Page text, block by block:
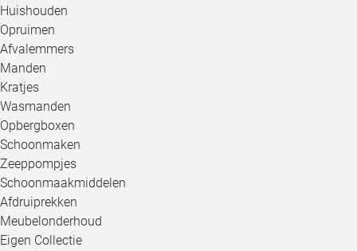
Huishouden
Opruimen
Afvalemmers
Manden
Kratjes
Wasmanden
Opbergboxen
Schoonmaken
Zeeppompjes
Schoonmaakmiddelen
Afdruiprekken
Meubelonderhoud
Eigen Collectie